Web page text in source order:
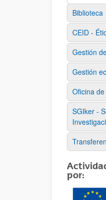
Biblioteca
CEID -
Gestión
Gestión
Oficina
SGIker -
por: